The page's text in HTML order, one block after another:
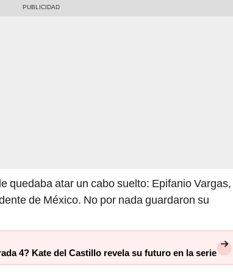
quedaba atar un cabo suelto: Epifanio Vargas,
de México. No por nada guardaron su
4? Kate del Castillo revela su futuro en la serie